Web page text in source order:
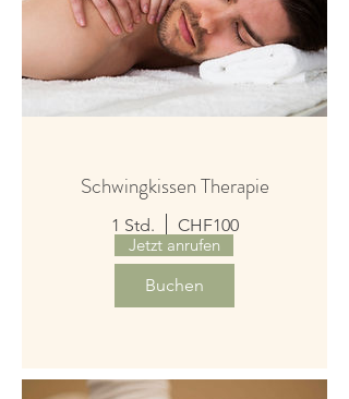
Schwingkissen Therapie
1 Std. CHF100
Buchen
Jetzt anrufen